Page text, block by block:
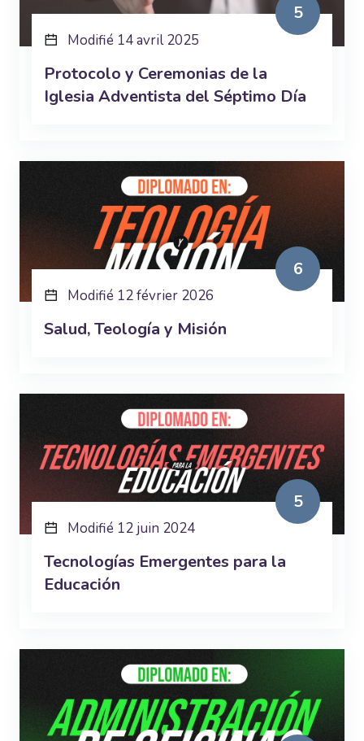
Modifié 14 avril 2025
Protocolo y Ceremonias de la
Iglesia Adventista del Séptimo Día
5
Modifié 12 février 2026
Salud, Teología y Misión
6
Modifié 12 juin 2024
Tecnologías Emergentes para la
Educación
5